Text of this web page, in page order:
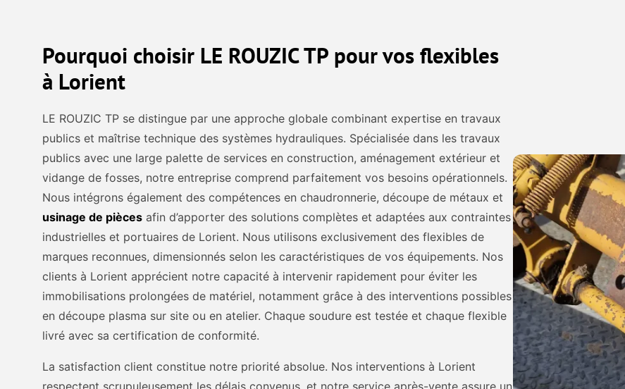
Pourquoi choisir LE ROUZIC TP pour vos flexibles
à Lorient
LE ROUZIC TP se distingue par une approche globale combinant expertise en travaux
publics et maîtrise technique des systèmes hydrauliques. Spécialisée dans les travaux
publics avec une large palette de services en construction, aménagement extérieur et
vidange de fosses, notre entreprise comprend parfaitement vos besoins opérationnels.
Nous intégrons également des compétences en chaudronnerie, découpe de métaux et
usinage de pièces afin d’apporter des solutions complètes et adaptées aux contraintes
industrielles et portuaires de Lorient. Nous utilisons exclusivement des flexibles de
marques reconnues, dimensionnés selon les caractéristiques de vos équipements. Nos
clients à Lorient apprécient notre capacité à intervenir rapidement pour éviter les
immobilisations prolongées de matériel, notamment grâce à des interventions possibles
en découpe plasma sur site ou en atelier. Chaque soudure est testée et chaque flexible
livré avec sa certification de conformité.
La satisfaction client constitue notre priorité absolue. Nos interventions à Lorient
respectent scrupuleusement les délais convenus, et notre service après-vente assure un